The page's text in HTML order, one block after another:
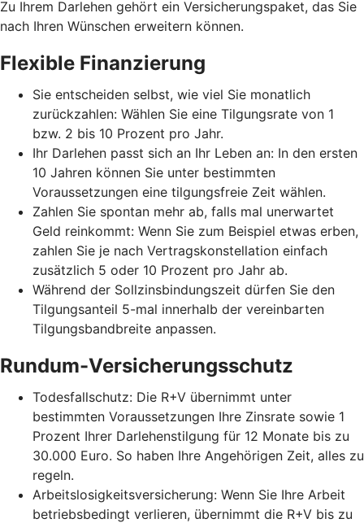
Zu Ihrem Darlehen gehört ein Versicherungspaket, das Sie
nach Ihren Wünschen erweitern können.
Flexible Finanzierung
Sie entscheiden selbst, wie viel Sie monatlich
zurückzahlen: Wählen Sie eine Tilgungsrate von 1
bzw. 2 bis 10 Prozent pro Jahr.
Ihr Darlehen passt sich an Ihr Leben an: In den ersten
10 Jahren können Sie unter bestimmten
Voraussetzungen eine tilgungsfreie Zeit wählen.
Zahlen Sie spontan mehr ab, falls mal unerwartet
Geld reinkommt: Wenn Sie zum Beispiel etwas erben,
zahlen Sie je nach Vertragskonstellation einfach
zusätzlich 5 oder 10 Prozent pro Jahr ab.
Während der Sollzinsbindungszeit dürfen Sie den
Tilgungsanteil 5-mal innerhalb der vereinbarten
Tilgungsbandbreite anpassen.
Rundum-Versicherungsschutz
Todesfallschutz: Die R+V übernimmt unter
bestimmten Voraussetzungen Ihre Zinsrate sowie 1
Prozent Ihrer Darlehenstilgung für 12 Monate bis zu
30.000 Euro. So haben Ihre Angehörigen Zeit, alles zu
regeln.
Arbeitslosigkeitsversicherung: Wenn Sie Ihre Arbeit
betriebsbedingt verlieren, übernimmt die R+V bis zu